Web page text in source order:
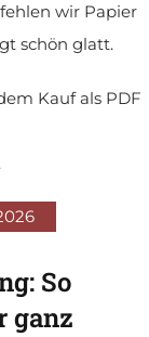
wir Papier
schön glatt.
Kauf als PDF
So
ganz